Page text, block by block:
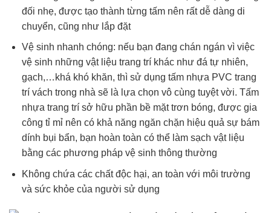
đối nhẹ, được tạo thành từng tấm nên rất dễ dàng di
chuyển, cũng như lắp đặt
Vệ sinh nhanh chóng: nếu bạn đang chán ngán vì việc
vệ sinh những vật liệu trang trí khác như đá tự nhiên,
gạch,…khá khó khăn, thì sử dụng tấm nhựa PVC trang
trí vách trong nhà sẽ là lựa chọn vô cùng tuyệt vời. Tấm
nhựa trang trí sở hữu phần bề mặt trơn bóng, được gia
công tỉ mỉ nên có khả năng ngăn chặn hiệu quả sự bám
dính bụi bẩn, bạn hoàn toàn có thể làm sạch vật liệu
bằng các phương pháp vệ sinh thông thường
Không chứa các chất độc hại, an toàn với môi trường
và sức khỏe của người sử dụng